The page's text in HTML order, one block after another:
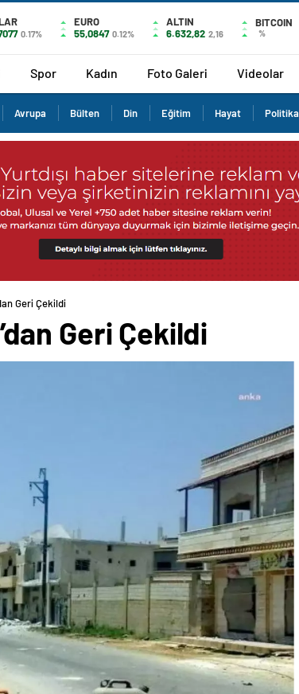
0.17%
EURO
55,0847 0.12%
ALTIN
6.632,82 2,16
BITCOIN
%
Spor Kadın Foto Galeri Videolar
Avrupa Bülten Din Eğitim Hayat Politika
Geri Çekildi
Geri Çekildi